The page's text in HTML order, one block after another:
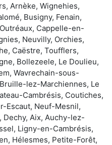
Arnèke, Wignehies,
Busigny, Fenain,
Cappelle-en-
Neuvilly, Orchies,
Caëstre, Toufflers,
Bollezeele, Le Doulieu,
Wavrechain-sous-
lez-Marchiennes, Le
Cambrésis, Coutiches,
Escaut, Neuf-Mesnil,
Dechy, Aix, Auchy-lez-
Ligny-en-Cambrésis,
Hélesmes, Petite-Forêt,